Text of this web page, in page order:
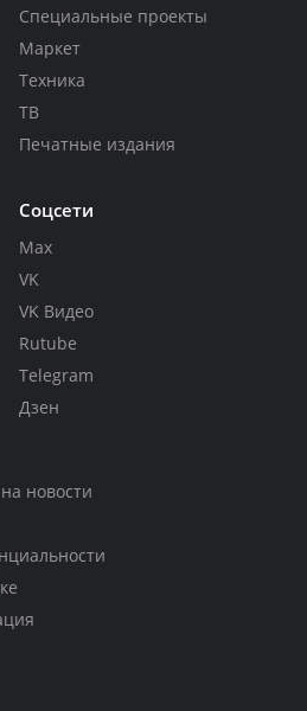
Специальные проекты
Маркет
Техника
ТВ
Печатные издания
Соцсети
Max
VK
VK Видео
Rutube
Telegram
Дзен
новости